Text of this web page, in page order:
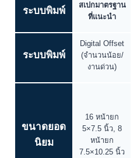
ระบบพิมพ์
สเปกมาตรฐาน
ที่แนะนำ
ระบบพิมพ์
Digital Offset
(จำนวนน้อย/
งานด่วน)
ขนาดยอด
นิยม
16 หน้ายก
5×7.5 นิ้ว, 8
หน้ายก
7.5×10.25 นิ้ว